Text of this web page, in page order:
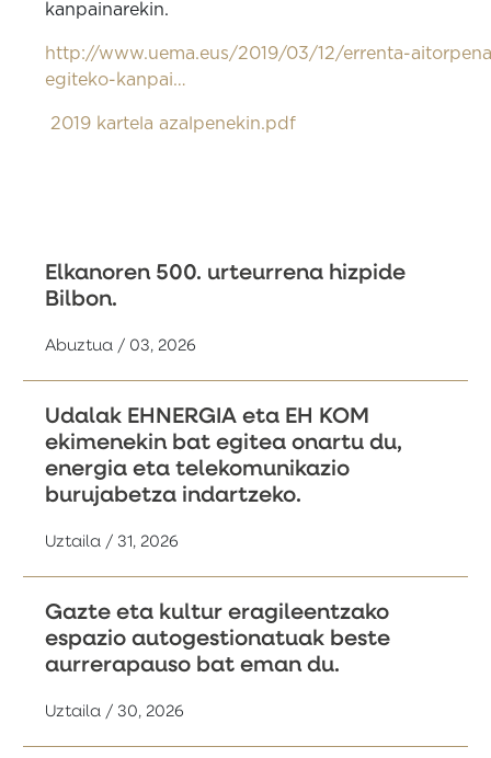
kanpainarekin.
http://www.uema.eus/2019/03/12/errenta-
egiteko-kanpai…
2019 kartela azalpenekin.pdf
Elkanoren 500. urteurrena hizpide
Bilbon.
Abuztua / 03, 2026
Udalak EHNERGIA eta EH KOM
ekimenekin bat egitea onartu du,
energia eta telekomunikazio
burujabetza indartzeko.
Uztaila / 31, 2026
Gazte eta kultur eragileentzako
espazio autogestionatuak beste
aurrerapauso bat eman du.
Uztaila / 30, 2026